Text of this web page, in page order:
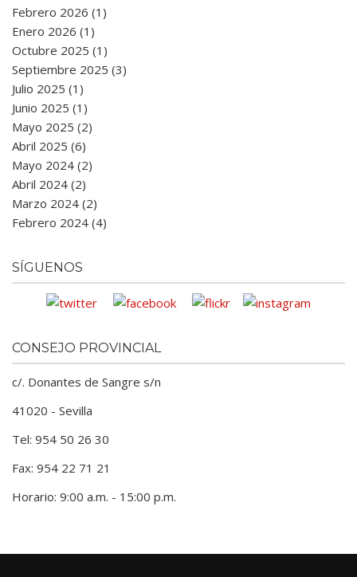
Febrero 2026 (1)
Enero 2026 (1)
Octubre 2025 (1)
Septiembre 2025 (3)
Julio 2025 (1)
Junio 2025 (1)
Mayo 2025 (2)
Abril 2025 (6)
Mayo 2024 (2)
Abril 2024 (2)
Marzo 2024 (2)
Febrero 2024 (4)
SÍGUENOS
CONSEJO PROVINCIAL
c/. Donantes de Sangre s/n
41020 - Sevilla
Tel: 954 50 26 30
Fax: 954 22 71 21
Horario: 9:00 a.m. - 15:00 p.m.